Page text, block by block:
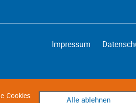
Impressum
Cookies
Alle ablehnen